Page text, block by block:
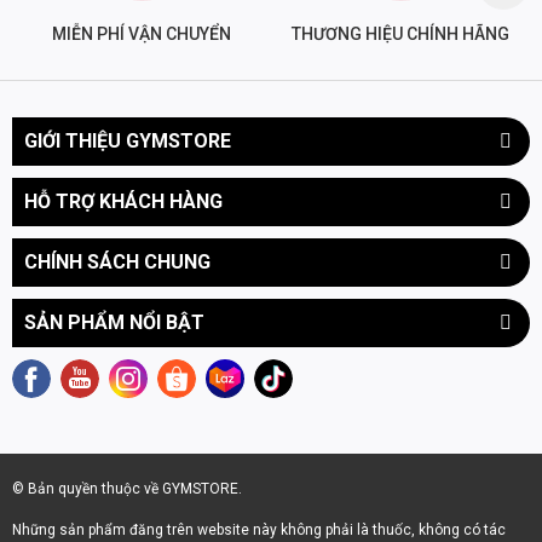
MIỄN PHÍ VẬN CHUYỂN THƯƠNG HIỆU CHÍNH HÃNG
GIỚI THIỆU GYMSTORE
HỖ TRỢ KHÁCH HÀNG
CHÍNH SÁCH CHUNG
SẢN PHẨM NỔI BẬT
© Bản quyền thuộc về GYMSTORE.
Những sản phẩm đăng trên website này không phải là thuốc, không có tác